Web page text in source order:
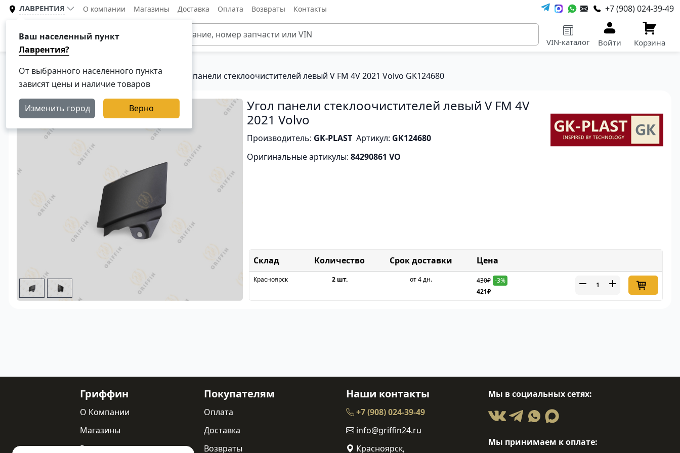
ЛАВРЕНТИЯ
Ваш населенный пункт
Лаврентия?
От выбранного населенного пункта
зависят цены и наличие товаров
Изменить город Верно
О компании Магазины Доставка Оплата Возвраты Контакты +7 (908) 024-39-49
Каталог
VIN-каталог Войти Корзина
Главная Каталог Кузовные детали Угол панели стеклоочистителей левый V FM 4V 2021 Volvo GK124680
Угол панели стеклоочистителей левый V FM 4V
2021 Volvo
Производитель: GK-PLAST Артикул: GK124680
Оригинальные артикулы:84290861 VO
Склад Срок доставки Цена
Красноярск 2 шт. от 4 дн. 430₽ -3%
421₽
Гриффин
О Компании
Магазины
Реквизиты
Покупателям
Оплата
Доставка
Возвраты
Наши контакты
+7 (908) 024-39-49
info@griffin24.ru
Красноярск,
Мы в социальных сетях:
Мы принимаем к оплате: